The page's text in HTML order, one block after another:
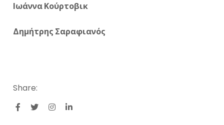
Ιωάννα Κούρτοβικ
Δημήτρης Σαραφιανός
Share: